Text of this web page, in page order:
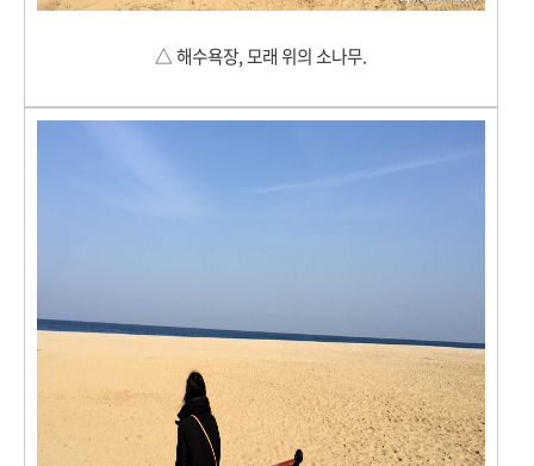
△ 해수욕장, 모래 위의 소나무.